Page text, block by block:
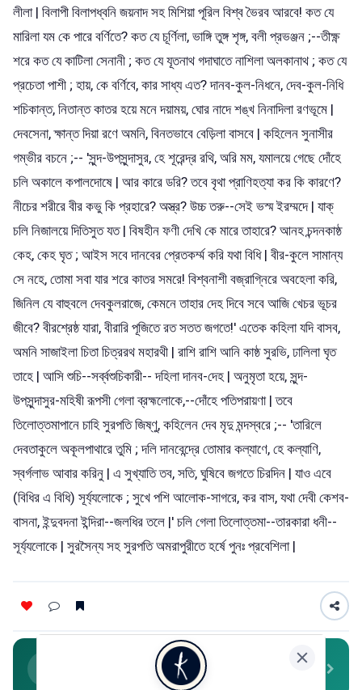
লীলা | বিলাপী বিলাপধ্বনি জয়নাদ সহ মিশিয়া পূরিল বিশ্ব ভৈরব আরবে! কত যে
মারিলা যম কে পারে বর্ণিতে? কত যে চূর্ণিলা, ভাঙ্গি তুঙ্গ শৃঙ্গ, বলী প্রভঞ্জন ;--তীক্ষ্ণ
শরে কত যে কাটিলা সেনানী ; কত যে যূতনাথ গদাঘাতে নাশিলা অলকানাথ ; কত যে
প্রচেতা পাশী ; হায়, কে বর্ণিবে, কার সাধ্য এত? দানব-কুল-নিধনে, দেব-কুল-নিধি
শচিকান্ত, নিতান্ত কাতর হয়ে মনে দয়াময়, ঘোর নাদে শঙ্খ নিনাদিলা রণভূমে |
দেবসেনা, ক্ষান্ত দিয়া রণে অমনি, বিনতভাবে বেড়িলা বাসবে | কহিলেন সুনাসীর
গম্ভীর বচনে ;-- 'সুন্দ-উপসুন্দাসুর, হে শূরেন্দ্র রথি, অরি মম, যমালয়ে গেছে দোঁহে
চলি অকালে কপালদোষে | আর কারে ডরি? তবে বৃথা প্রাণিহত্যা কর কি কারণে?
নীচের শরীরে বীর কভু কি প্রহারে? অস্ত্র? উচ্চ তরু--সেই ভস্ম ইরম্মদে | যাক্
চলি নিজালয়ে দিতিসুত যত | বিষহীন ফণী দেখি কে মারে তাহারে? আনহ চন্দনকাষ্ঠ
কেহ, কেহ ঘৃত ; আইস সবে দানবের প্রেতকর্ম্ম করি যথা বিধি | বীর-কুলে সামান্য
সে নহে, তোমা সবা যার শরে কাতর সমরে! বিশ্বনাশী বজ্রাগ্নিরে অবহেলা করি,
জিনিল যে বাহুবলে দেবকুলরাজে, কেমনে তাহার দেহ দিবে সবে আজি খেচর ভূচর
জীবে? বীরশ্রেষ্ঠ যারা, বীরারি পূজিতে রত সতত জগতে!' এতেক কহিলা যদি বাসব,
অমনি সাজাইলা চিতা চিত্ররথ মহারথী | রাশি রাশি আনি কাষ্ঠ সুরভি, ঢালিলা ঘৃত
তাহে | আসি শুচি--সর্ব্বশুচিকারী-- দহিলা দানব-দেহ | অনুমৃতা হয়ে, সুন্দ-
উপসুন্দাসুর-মহিষী রূপসী গেলা ব্রহ্মলোকে,--দোঁহে পতিপরায়ণা | তবে
তিলোত্তমাপানে চাহি সুরপতি জিষ্ণু, কহিলেন দেব মৃদু মন্দস্বরে ;-- 'তারিলে
দেবতাকুলে অকূলপাথারে তুমি ; দলি দানবেন্দ্রে তোমার কল্যাণে, হে কল্যাণি,
স্বর্গলাভ আবার করিনু | এ সুখ্যাতি তব, সতি, ঘুষিবে জগতে চিরদিন | যাও এবে
(বিধির এ বিধি) সূর্য্যলোকে ; সুখে পশি আলোক-সাগরে, কর বাস, যথা দেবী কেশব-
বাসনা, ইন্দুবদনা ইন্দিরা--জলধির তলে |' চলি গেলা তিলোত্তমা--তারকারা ধনী--
সূর্য্যলোকে | সুরসৈন্য সহ সুরপতি অমরাপুরীতে হর্ষে পুনঃ প্রবেশিলা |
Join WhatsApp Community
Daily literature, poetry & stories